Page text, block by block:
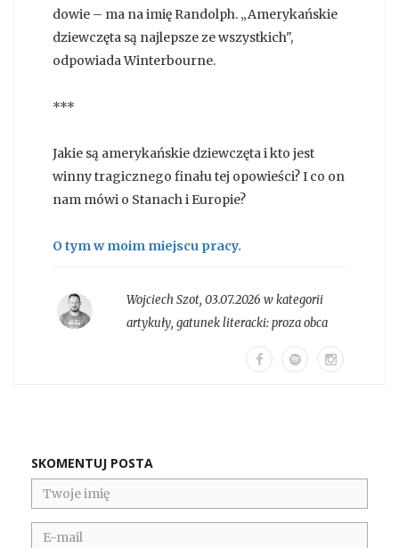
dowie – ma na imię Randolph. „Amerykańskie
dziewczęta są najlepsze ze wszystkich",
odpowiada Winterbourne.
***
Jakie są amerykańskie dziewczęta i kto jest
winny tragicznego finału tej opowieści? I co on
nam mówi o Stanach i Europie?
O tym w moim miejscu pracy.
Wojciech Szot, 03.07.2026 w kategorii
artykuły, gatunek literacki:proza obca
SKOMENTUJ POSTA